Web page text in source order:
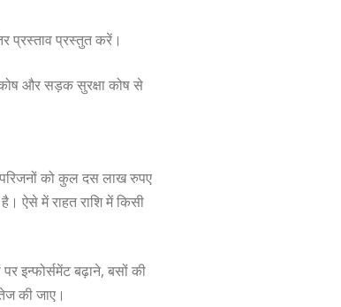
प्रस्ताव प्रस्तुत करें।
कोष और सड़क सुरक्षा कोष से
परिजनों को कुल दस लाख रुपए
ऐसे में राहत राशि में किसी
इन्फोर्समेंट बढ़ाने, बसों की
की जाए।